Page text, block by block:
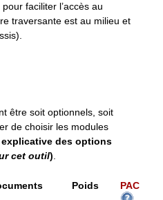
faciliter l’accès au
traversante est au milieu et
être soit optionnels, soit
de choisir les modules
des options
cet outil)
Poids PAC